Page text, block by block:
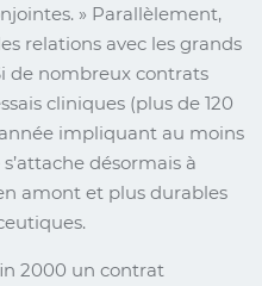
» Parallèlement,
relations avec les grands
de nombreux contrats
cliniques (plus de 120
impliquant au moins
désormais à
amont et plus durables
2000 un contrat